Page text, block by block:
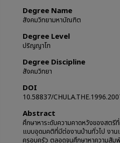
Degree Name
สังคมวิทยามหาบัณฑิต
Degree Level
ปริญญาโท
Degree Discipline
สังคมวิทยา
DOI
10.58837/
Abstract
ศึกษาหาระดับความคาดหวังของสต
แบบอุดมคติที่มีต่องานบ้านทั่วไป งาน
ครอบครัว ตลอดจนศึกษาหาความสัม